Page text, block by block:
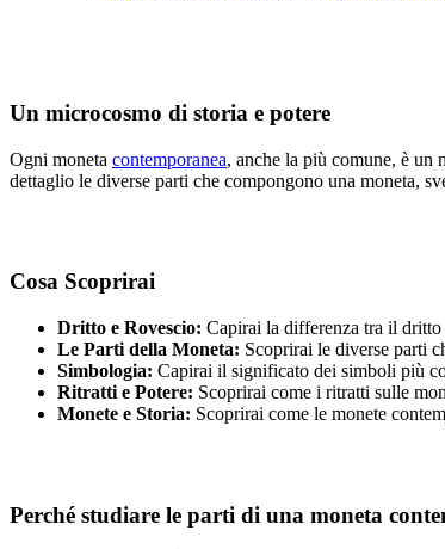
Un microcosmo di storia e potere
Ogni moneta contemporanea, anche la più comune, è un
dettaglio le diverse parti che compongono una moneta,
Cosa Scoprirai
Dritto e Rovescio: Capirai la differenza tra il
Le Parti della Moneta: Scoprirai le diverse parti
Simbologia: Capirai il significato dei simboli più
Ritratti e Potere: Scoprirai come i ritratti sulle
Monete e Storia: Scoprirai come le monete
Perché studiare le parti di una moneta